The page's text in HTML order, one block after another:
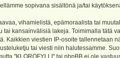
sopivana sisältönä ja/tai
vihamielistä, epämoraalista tai
tai kansainvälisiä lakeja. Toimimalla tätä
Kaikkien viestien IP-osoite tallennetaan
tai viesti niin halutessamme.
"KLOROFYLLI" tai phpBB ei ole